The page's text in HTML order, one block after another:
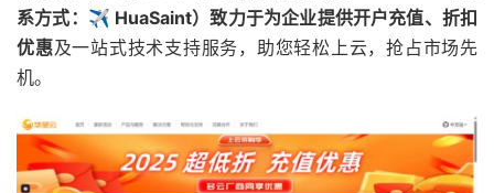
系方式： ✈️ HuaSaint）致力于为企业提供开户充值、折扣
优惠及一站式技术支持服务，助您轻松上云，抢占市场先
机。